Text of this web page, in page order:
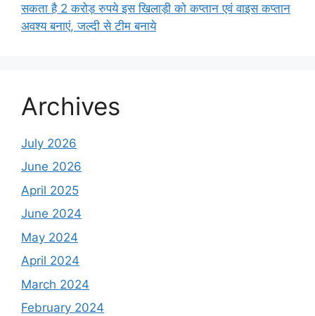
सकता है 2 करोड़ रुपये इस खिलाड़ी को कप्तान एवं वाइस कप्तान
अवश्य बनाएं, जल्दी से टीम बनाये
Archives
July 2026
June 2026
April 2025
June 2024
May 2024
April 2024
March 2024
February 2024